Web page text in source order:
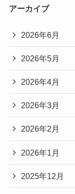
アーカイブ
2026年6月
2026年5月
2026年4月
2026年3月
2026年2月
2026年1月
2025年12月